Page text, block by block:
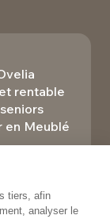
tiers, afin
analyser le
rentable
en Meublé